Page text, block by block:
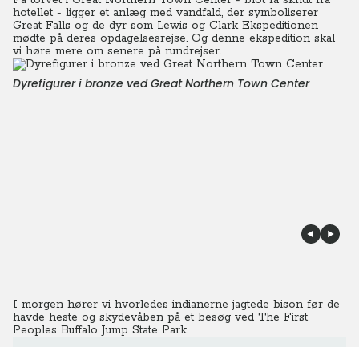
hotellet - ligger et anlæg med vandfald, der symboliserer
Great Falls og de dyr som Lewis og Clark Ekspeditionen
mødte på deres opdagelsesrejse. Og denne ekspedition skal
vi høre mere om senere på rundrejser.
Dyrefigurer i bronze ved Great Northern Town Center
I morgen hører vi hvorledes indianerne jagtede bison før de
havde heste og skydevåben på et besøg ved The First
Peoples Buffalo Jump State Park.